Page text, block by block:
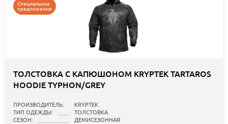
Специальное
предложение
ТОЛСТОВКА С КАПЮШОНОМ KRYPTEK TARTAROS
HOODIE TYPHON/GREY
ПРОИЗВОДИТЕЛЬ:
KRYPTEK
ТИП ОДЕЖДЫ:
ТОЛСТОВКА
СЕЗОН:
ДЕМИСЕЗОННАЯ